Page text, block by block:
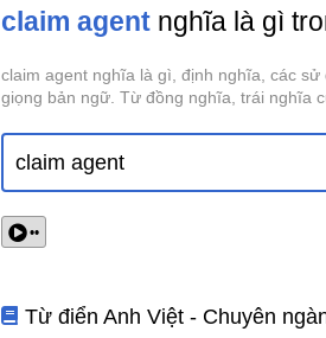
claim agent nghĩa là gì
claim agent nghĩa là gì, định nghĩa, các
giọng bản ngữ. Từ đồng nghĩa, trái nghĩa
••
Từ điển Anh Việt - Chuyên